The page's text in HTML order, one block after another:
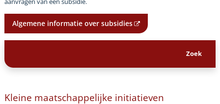
Algemene informatie over subsidies
Kleine maatschappelijke initiatieven